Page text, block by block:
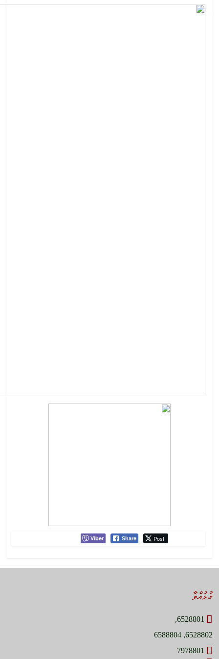
Viber Share Post
ގުޅުއްވާ
6528801,
6528802, 6588804